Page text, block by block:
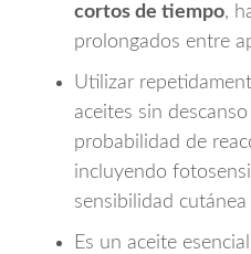
cortos de tiempo,
prolongados entre
Utilizar
aceites sin
probabilidad de
incluyendo
sensibilidad cutánea
Es un aceite esencial